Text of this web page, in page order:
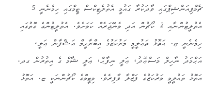
ޗެމްޕިއަންޝިޕްގައި ވާދަކުރާ ގައުމީ އެތުލެޓިކްސް ޓީމްގައި ހިމެނެނީ 5
އެތުލީޓުންނާއި 2 ކޯޗުން އަދި މެނޭޖަރެއް ކަމަށެވެ. އެތުލީޓުންގެ ގޮތުގައި
ހިމެނެނީ ޏ. އަތޮޅު ތަޢުލީމީ މަރުކަޒުގެ އިބްރާހީމް އަޝްފާން ޢަލީ،
އަޙްމަދު ނާހިލް މަސްޢޫދު، ޢަލީ ނިފާޙް، ޢަލީ ޝާމް ގެ އިތުރުން ގދ.
އަތޮޅު ތައުލީމީ މަރުކަޒުގެ ފަޒްލާ ވާފިރެވެ. މިޓީމްގެ ކޯޗުންނަކީ ޏ. އަތޮޅު